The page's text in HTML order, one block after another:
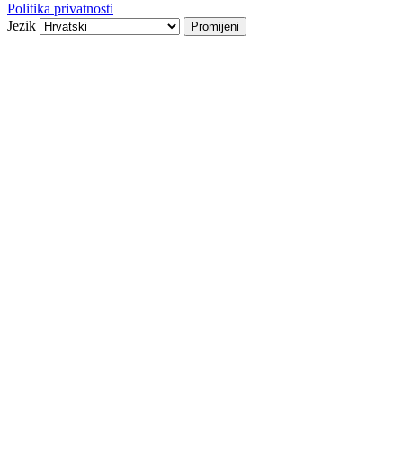
Politika privatnosti
Jezik